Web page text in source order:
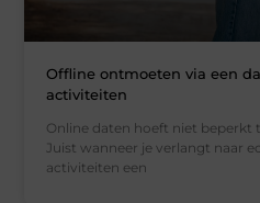
Offline ontmoeten via een
activiteiten
Online daten hoeft niet beperkt
Juist wanneer je verlangt naar
activiteiten een